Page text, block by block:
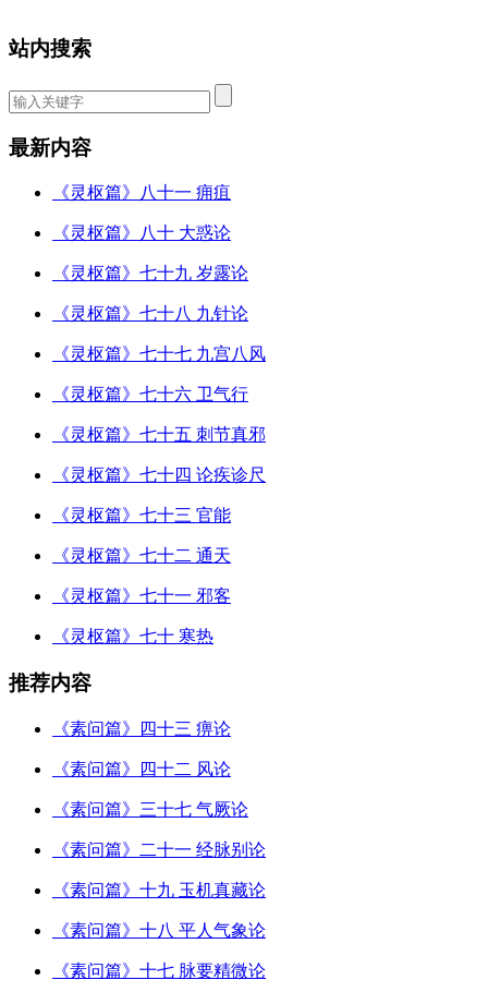
站内搜索
最新内容
《灵枢篇》八十一 痈疽
《灵枢篇》八十 大惑论
《灵枢篇》七十九 岁露论
《灵枢篇》七十八 九针论
《灵枢篇》七十七 九宫八风
《灵枢篇》七十六 卫气行
《灵枢篇》七十五 刺节真邪
《灵枢篇》七十四 论疾诊尺
《灵枢篇》七十三 官能
《灵枢篇》七十二 通天
《灵枢篇》七十一 邪客
《灵枢篇》七十 寒热
推荐内容
《素问篇》四十三 痹论
《素问篇》四十二 风论
《素问篇》三十七 气厥论
《素问篇》二十一 经脉别论
《素问篇》十九 玉机真藏论
《素问篇》十八 平人气象论
《素问篇》十七 脉要精微论